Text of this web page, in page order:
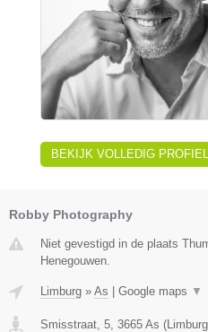
BEKIJK VOLLEDIG PROFIEL
Robby Photography
Niet gevestigd in de plaats
Henegouwen.
Limburg » As | Google maps ▼
Smisstraat, 5 3665 As (Limburg